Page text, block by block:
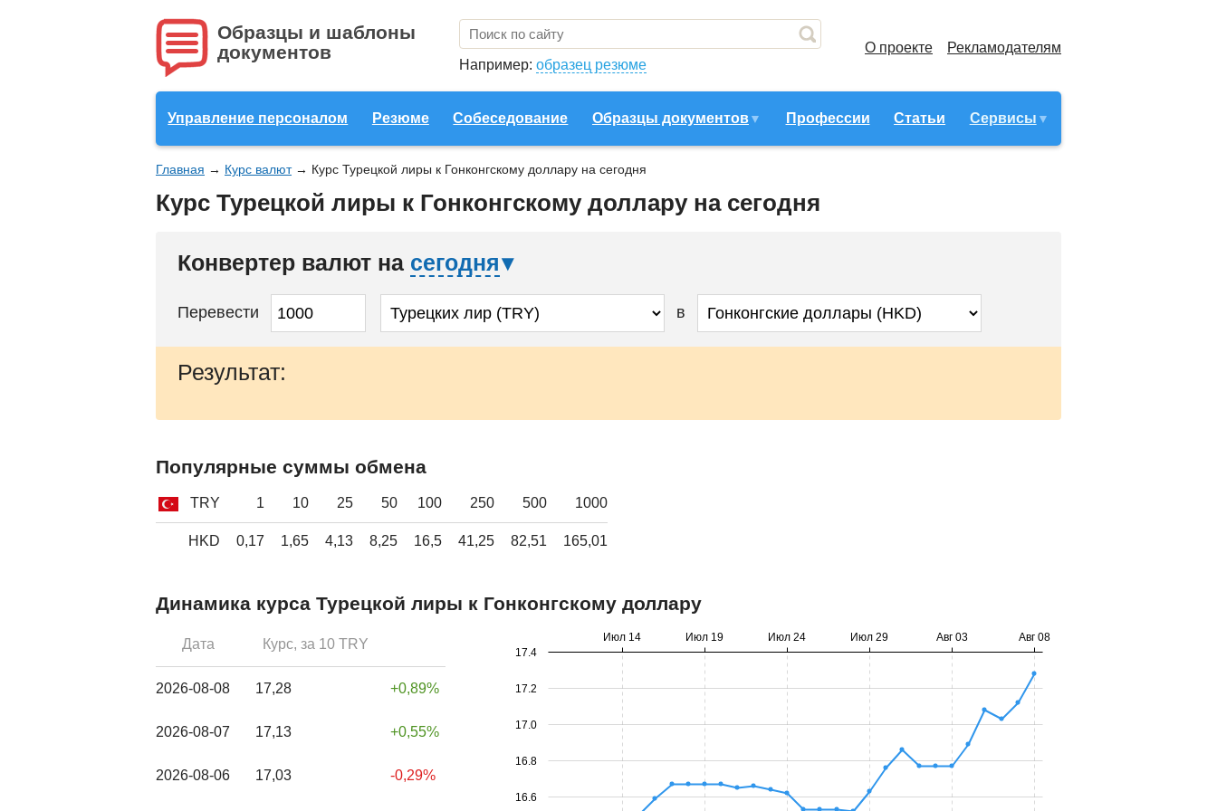
Образцы и шаблоны
документов
Например: образец резюме
О проекте Рекламодателям
Управление персоналом Резюме Собеседование Образцы документов Профессии Статьи Сервисы
Главная → Курс валют→ Курс Турецкой лиры к Гонконгскому доллару на сегодня
Курс Турецкой лиры к Гонконгскому доллару на сегодня
Конвертер валют на сегодня
Перевести в
Результат:
Популярные суммы обмена
TRY 1 10 25 50 100 250 500 1000
HKD 0,17 1,65 4,13 8,25 16,5 41,25 82,51 165,01
Динамика курса Турецкой лиры к Гонконгскому доллару
Дата Курс, за 10 TRY
2026-08-08 17,28 0,89%
2026-08-07 17,13 0,55%
2026-08-06 17,03 -0,29%
Июл 14 Июл 19 Июл 24 Июл 29 Авг 03 Авг 08
16.6
16.8
17.0
17.2
17.4